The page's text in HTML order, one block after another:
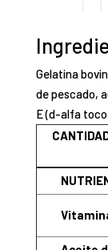
Gelatina
de pescado,
E (d-alfa